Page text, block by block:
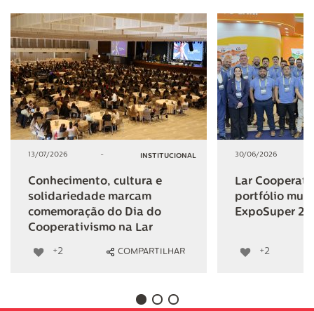
13/07/2026 - INSTITUCIONAL
Conhecimento, cultura e
solidariedade marcam
comemoração do Dia do
Cooperativismo na Lar
+2 COMPARTILHAR
30/06/2026
Lar
portfólio
ExpoSuper
+2